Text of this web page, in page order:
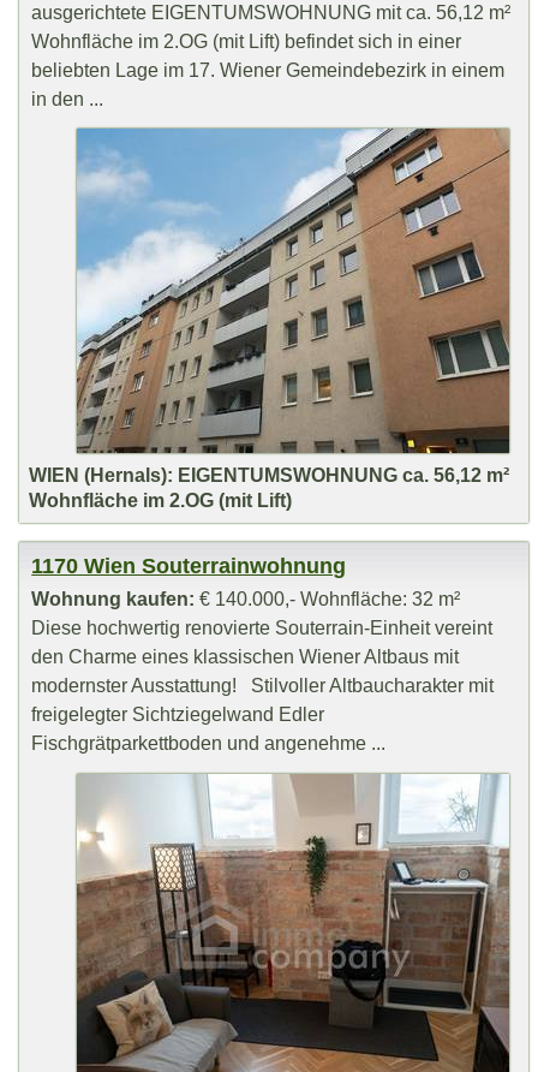
ausgerichtete EIGENTUMSWOHNUNG mit ca. 56,12 m²
Wohnfläche im 2.OG (mit Lift) befindet sich in einer
beliebten Lage im 17. Wiener Gemeindebezirk in einem
in den ...
WIEN (Hernals): EIGENTUMSWOHNUNG ca. 56,12 m²
Wohnfläche im 2.OG (mit Lift)
1170 Wien Souterrainwohnung
Wohnung kaufen: € 140.000,- Wohnfläche: 32 m²
Diese hochwertig renovierte Souterrain-Einheit vereint
den Charme eines klassischen Wiener Altbaus mit
modernster Ausstattung! Stilvoller Altbaucharakter mit
freigelegter Sichtziegelwand Edler
Fischgrätparkettboden und angenehme ...